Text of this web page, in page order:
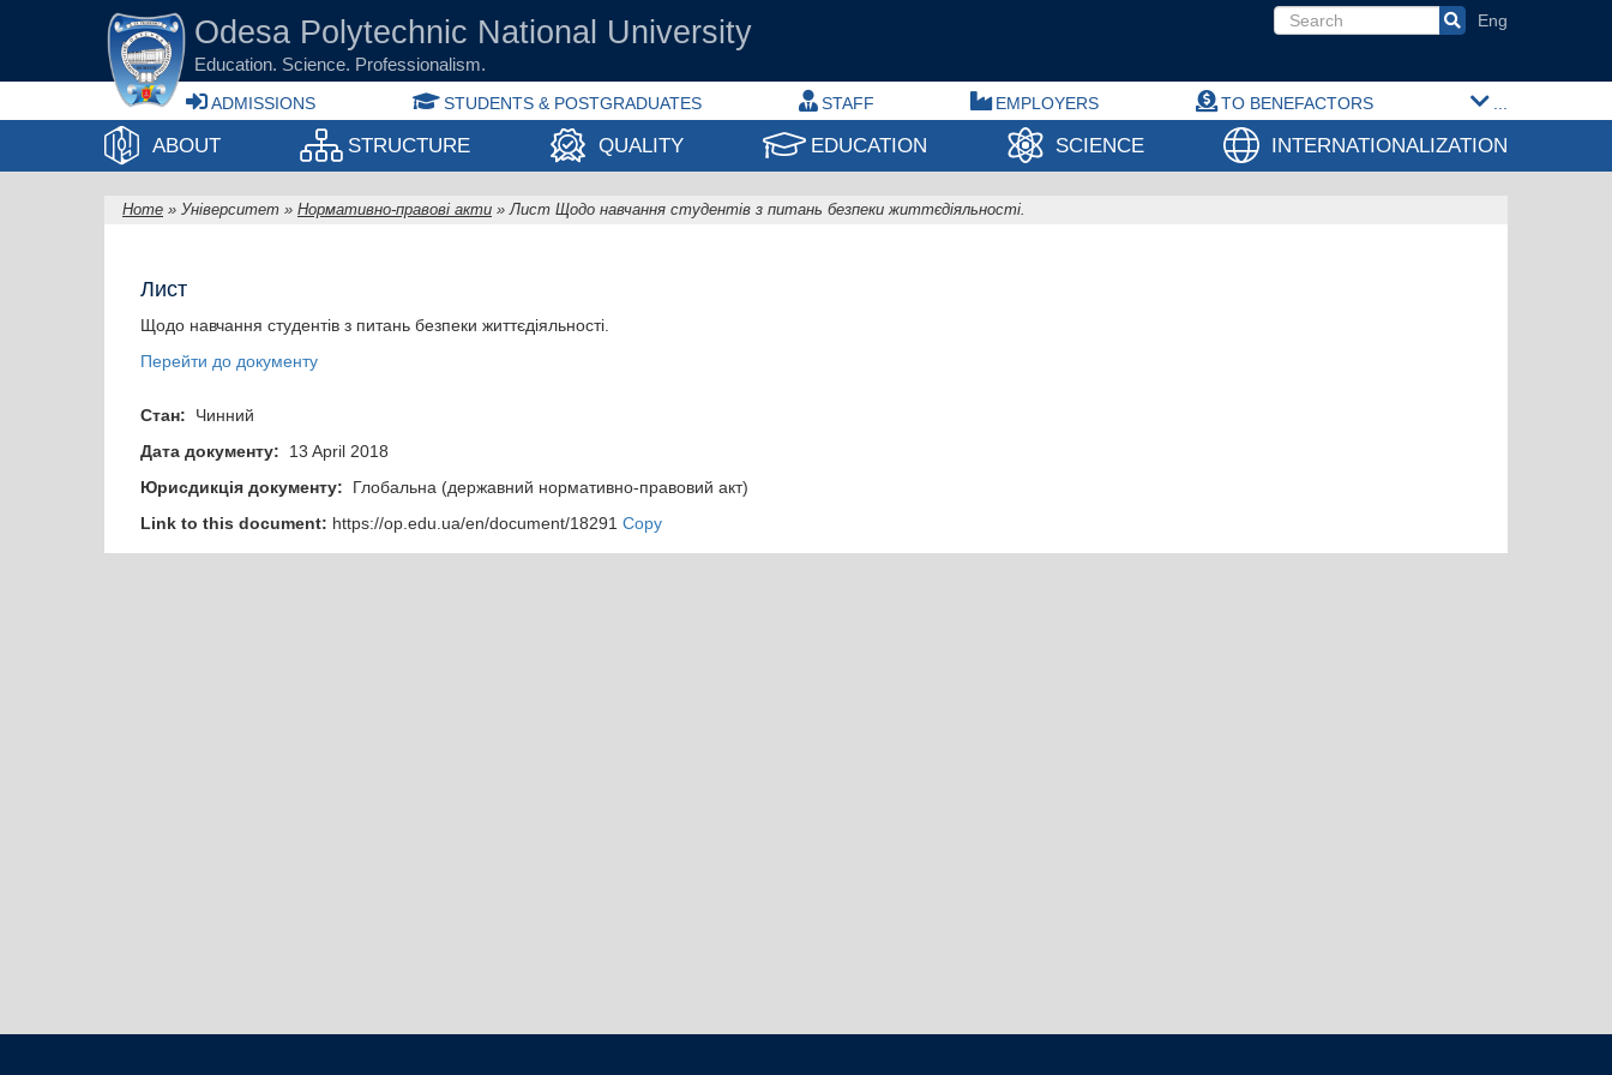
Skip to main content
Odesа Polytechnic National University
Education. Science. Professionalism.
Search form
ADMISSIONS STUDENTS & POSTGRADUATES STAFF EMPLOYERS TO BENEFACTORS
ABOUT STRUCTURE QUALITY EDUCATION SCIENCE INTERNATIONALIZATION
Home » Університет » Нормативно-правові акти » Лист Щодо навчання студентів з питань безпеки життєдіяльності.
Лист
Щодо навчання студентів з питань безпеки життєдіяльності.
Перейти до документу
Стан: Чинний
Дата документу: 13 April 2018
Юрисдикція документу: Глобальна (державний нормативно-правовий акт)
Link to this document: https://op.edu.ua/en/document/18291 Copy